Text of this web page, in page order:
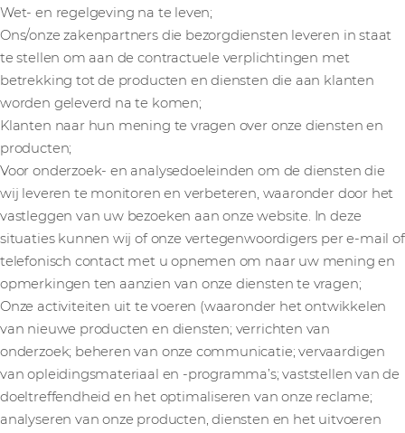
Wet- en regelgeving na te leven;
Ons/onze zakenpartners die bezorgdiensten leveren in staat
te stellen om aan de contractuele verplichtingen met
betrekking tot de producten en diensten die aan klanten
worden geleverd na te komen;
Klanten naar hun mening te vragen over onze diensten en
producten;
Voor onderzoek- en analysedoeleinden om de diensten die
wij leveren te monitoren en verbeteren, waaronder door het
vastleggen van uw bezoeken aan onze website. In deze
situaties kunnen wij of onze vertegenwoordigers per e-mail of
telefonisch contact met u opnemen om naar uw mening en
opmerkingen ten aanzien van onze diensten te vragen;
Onze activiteiten uit te voeren (waaronder het ontwikkelen
van nieuwe producten en diensten; verrichten van
onderzoek; beheren van onze communicatie; vervaardigen
van opleidingsmateriaal en -programma’s; vaststellen van de
doeltreffendheid en het optimaliseren van onze reclame;
analyseren van onze producten, diensten en het uitvoeren